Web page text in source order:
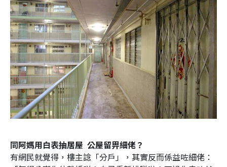
同阿媽用白表抽居屋 公屋留畀細佬？
有網民就覺得，樓主諗「分戶」，其實反而係益咗細佬：